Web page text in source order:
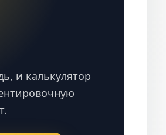
и калькулятор